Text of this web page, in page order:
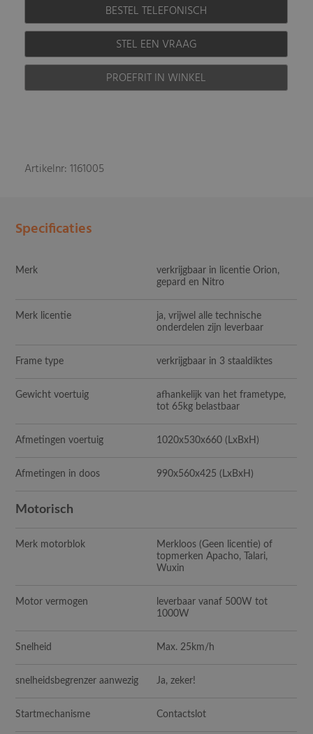
BESTEL TELEFONISCH
STEL EEN VRAAG
PROEFRIT IN WINKEL
Artikelnr: 1161005
Specificaties
Merk
verkrijgbaar in licentie Orion,
gepard en Nitro
Merk licentie
ja, vrijwel alle technische
onderdelen zijn leverbaar
Frame type verkrijgbaar in 3 staaldiktes
Gewicht voertuig
afhankelijk van het frametype,
tot 65kg belastbaar
Afmetingen voertuig 1020x530x660 (LxBxH)
Afmetingen in doos 990x560x425 (LxBxH)
Motorisch
Merk motorblok
Merkloos (Geen licentie) of
topmerken Apacho, Talari,
Wuxin
Motor vermogen
leverbaar vanaf 500W tot
1000W
Snelheid Max. 25km/h
snelheidsbegrenzer aanwezig Ja, zeker!
Startmechanisme Contactslot